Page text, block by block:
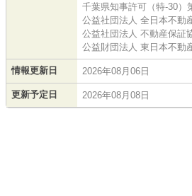
千葉県知事許可（特-30）
公益社団法人 全日本不動
公益社団法人 不動産保証
公益財団法人 東日本不動
情報更新日 2026年08月06日
更新予定日 2026年08月08日